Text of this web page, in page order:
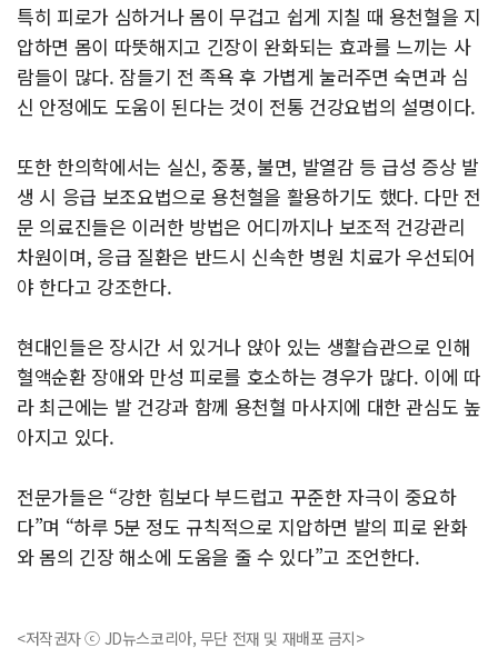
특히 피로가 심하거나 몸이 무겁고 쉽게 지칠 때 용천혈을 지
압하면 몸이 따뜻해지고 긴장이 완화되는 효과를 느끼는 사
람들이 많다. 잠들기 전 족욕 후 가볍게 눌러주면 숙면과 심
신 안정에도 도움이 된다는 것이 전통 건강요법의 설명이다.
또한 한의학에서는 실신, 중풍, 불면, 발열감 등 급성 증상 발
생 시 응급 보조요법으로 용천혈을 활용하기도 했다. 다만 전
문 의료진들은 이러한 방법은 어디까지나 보조적 건강관리
차원이며, 응급 질환은 반드시 신속한 병원 치료가 우선되어
야 한다고 강조한다.
현대인들은 장시간 서 있거나 앉아 있는 생활습관으로 인해
혈액순환 장애와 만성 피로를 호소하는 경우가 많다. 이에 따
라 최근에는 발 건강과 함께 용천혈 마사지에 대한 관심도 높
아지고 있다.
전문가들은 “강한 힘보다 부드럽고 꾸준한 자극이 중요하
다”며 “하루 5분 정도 규칙적으로 지압하면 발의 피로 완화
와 몸의 긴장 해소에 도움을 줄 수 있다”고 조언한다.
<저작권자 ⓒ JD뉴스코리아, 무단 전재 및 재배포 금지>